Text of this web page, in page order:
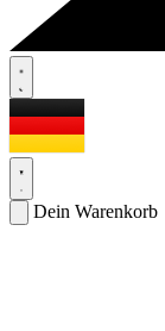
Dein Warenkorb